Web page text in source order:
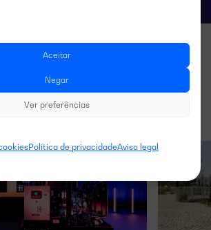
Aceitar
Negar
Ver preferências
Política de privacidadeAviso legal